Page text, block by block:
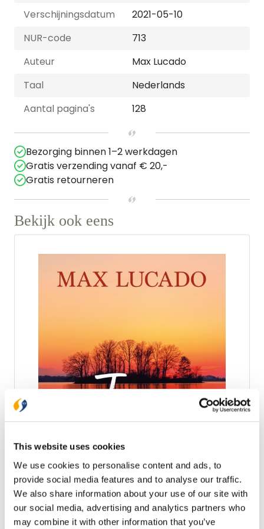
This website uses cookies
We use cookies to personalise content and ads, to
provide social media features and to analyse our traffic.
We also share information about your use of our site with
our social media, advertising and analytics partners who
may combine it with other information that you’ve
Verschijningsdatum
2021-05-10
NUR-code
713
Auteur
Max Lucado
Taal
Nederlands
Aantal pagina's
128
Bezorging binnen 1–2 werkdagen
Gratis verzending vanaf € 20,-
Gratis retourneren
Bekijk ook eens
Je bent sterker dan je denkt, omdat God dichterbij
is dan je denkt. In dit bemoedigende boek laat Max
Lucado zien dat de levende, liefdevolle God die
wonderen doet, jou niet alleen laat. Als je
geconfronteerd wordt met verdriet, pijn,
eenzaamheid of angst, aarzelt Hij geen moment
om je troost en kracht te geven. God is nabij, ook in
€ 22,99
Op voorraad